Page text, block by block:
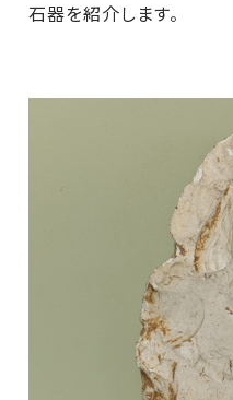
石器を紹介します。